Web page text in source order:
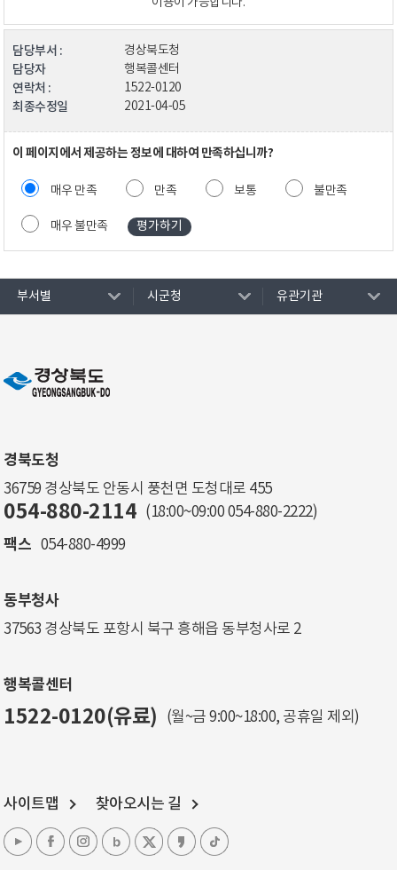
담당부서 : 경상북도청
담당자 행복콜센터
연락처 : 1522-0120
최종수정일 2021-04-05
이 페이지에서 제공하는 정보에 대하여 만족하십니까?
매우 만족 만족 보통 불만족
매우 불만족
부서별 시군청 유관기관
경북도청
36759 경상북도 안동시 풍천면 도청대로 455
054-880-2114 (18:00~09:00 054-880-2222)
팩스 054-880-4999
동부청사
37563 경상북도 포항시 북구 흥해읍 동부청사로 2
행복콜센터
1522-0120(유료) (월~금 9:00~18:00, 공휴일 제외)
사이트맵 찾아오시는 길